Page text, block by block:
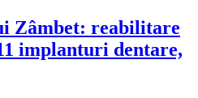
Zâmbet: reabilitare
implanturi dentare,